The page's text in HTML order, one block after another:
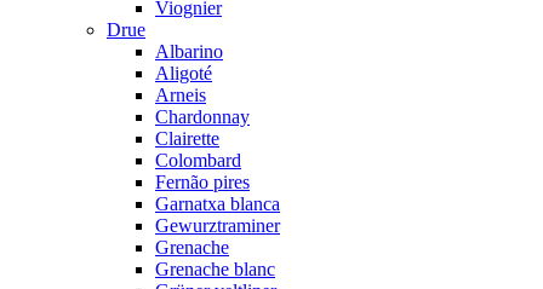
Viognier
Drue
Albarino
Aligoté
Arneis
Chardonnay
Clairette
Colombard
Fernão pires
Garnatxa blanca
Gewurztraminer
Grenache
Grenache blanc